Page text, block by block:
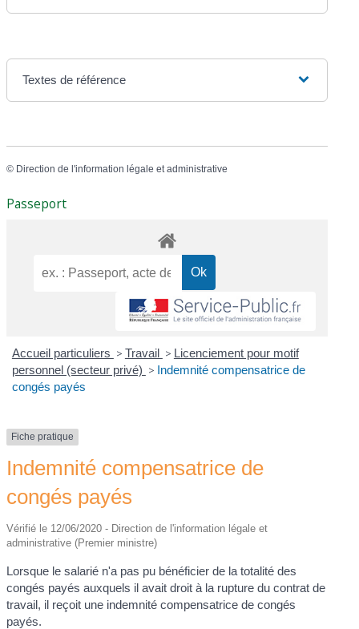
Textes de référence
© Direction de l'information légale et administrative
Passeport
Accueil particuliers > Travail > Licenciement pour motif
personnel (secteur privé) > Indemnité compensatrice de
congés payés
Fiche pratique
Indemnité compensatrice de
congés payés
Vérifié le 12/06/2020 - Direction de l'information légale et
administrative (Premier ministre)
Lorsque le salarié n'a pas pu bénéficier de la totalité des
congés payés auxquels il avait droit à la rupture du contrat de
travail, il reçoit une indemnité compensatrice de congés
payés.